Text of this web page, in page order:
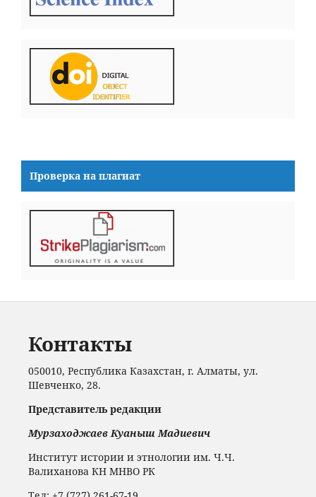
Проверка на плагиат
Контакты
050010, Республика Казахстан, г. Алматы, ул.
Шевченко, 28.
Представитель редакции
Мурзаходжаев Куаныш Мадиевич
Институт истории и этнологии им. Ч.Ч.
Валиханова КН МНВО РК